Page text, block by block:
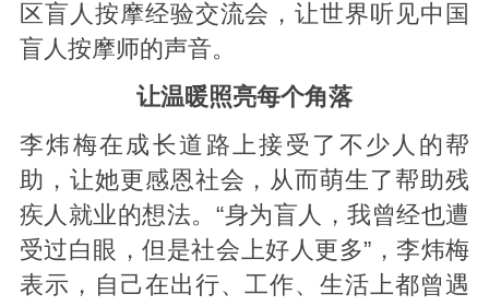
区盲人按摩经验交流会，让世界听见中国
盲人按摩师的声音。
让温暖照亮每个角落
李炜梅在成长道路上接受了不少人的帮
助，让她更感恩社会，从而萌生了帮助残
疾人就业的想法。“身为盲人，我曾经也遭
受过白眼，但是社会上好人更多”，李炜梅
表示，自己在出行、工作、生活上都曾遇